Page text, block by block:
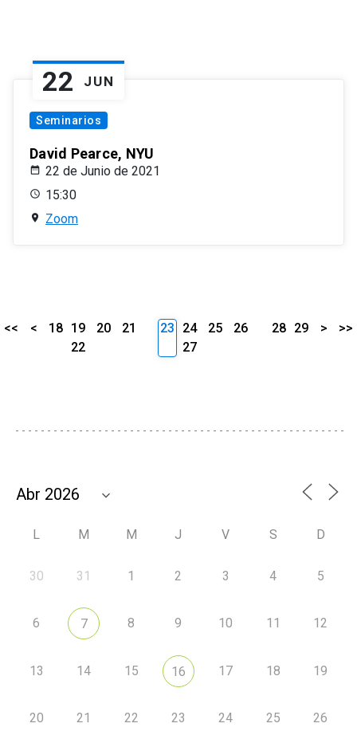
22 JUN
Seminarios
David Pearce, NYU
22 de Junio de 2021
15:30
Zoom
<< < 18 19 20
21
22
23 24 25
26
27
28 29 > >>
L M M J V S D
30 31 1 2 3 4 5
6 7 8 9 10 11 12
13 14 15 16 17 18 19
20 21 22 23 24 25 26